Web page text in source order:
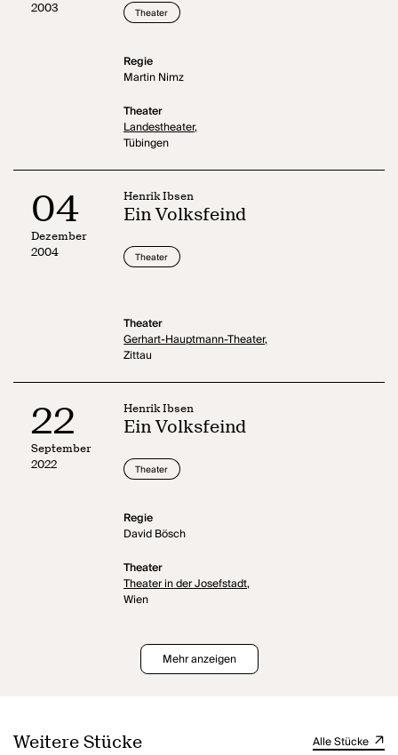
2003
Theater
Regie
Martin Nimz
Theater
Landestheater,
Tübingen
04
Dezember
2004
Henrik Ibsen
Ein Volksfeind
Theater
Theater
Gerhart-Hauptmann-Theater,
Zittau
22
September
2022
Henrik Ibsen
Ein Volksfeind
Theater
Regie
David Bösch
Theater
Theater in der Josefstadt,
Wien
Mehr anzeigen
Weitere Stücke Alle Stücke